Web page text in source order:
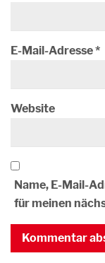
E-Mail-Adresse*
Website
Name, E-Mail-
für meinen